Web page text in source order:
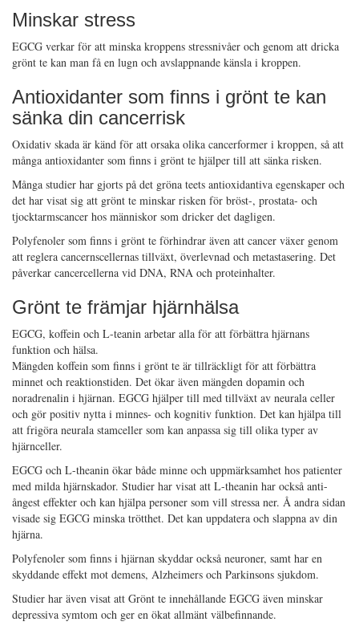
Minskar stress
EGCG verkar för att minska kroppens stressnivåer och genom att dricka
grönt te kan man få en lugn och avslappnande känsla i kroppen.
Antioxidanter som finns i grönt te kan
sänka din cancerrisk
Oxidativ skada är känd för att orsaka olika cancerformer i kroppen, så att
många antioxidanter som finns i grönt te hjälper till att sänka risken.
Många studier har gjorts på det gröna teets antioxidantiva egenskaper och
det har visat sig att grönt te minskar risken för bröst-, prostata- och
tjocktarmscancer hos människor som dricker det dagligen.
Polyfenoler som finns i grönt te förhindrar även att cancer växer genom
att reglera cancernscellernas tillväxt, överlevnad och metastasering. Det
påverkar cancercellerna vid DNA, RNA och proteinhalter.
Grönt te främjar hjärnhälsa
EGCG, koffein och L-teanin arbetar alla för att förbättra hjärnans
funktion och hälsa.
Mängden koffein som finns i grönt te är tillräckligt för att förbättra
minnet och reaktionstiden. Det ökar även mängden dopamin och
noradrenalin i hjärnan. EGCG hjälper till med tillväxt av neurala celler
och gör positiv nytta i minnes- och kognitiv funktion. Det kan hjälpa till
att frigöra neurala stamceller som kan anpassa sig till olika typer av
hjärnceller.
EGCG och L-theanin ökar både minne och uppmärksamhet hos patienter
med milda hjärnskador. Studier har visat att L-theanin har också anti-
ångest effekter och kan hjälpa personer som vill stressa ner. Å andra sidan
visade sig EGCG minska trötthet. Det kan uppdatera och slappna av din
hjärna.
Polyfenoler som finns i hjärnan skyddar också neuroner, samt har en
skyddande effekt mot demens, Alzheimers och Parkinsons sjukdom.
Studier har även visat att Grönt te innehållande EGCG även minskar
depressiva symtom och ger en ökat allmänt välbefinnande.